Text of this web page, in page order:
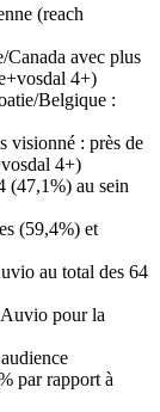
(reach
avec plus
4+)
Belgique :
visionné : près de
4+)
(47,1%) au sein
(59,4%) et
au total des 64
pour la
par rapport à